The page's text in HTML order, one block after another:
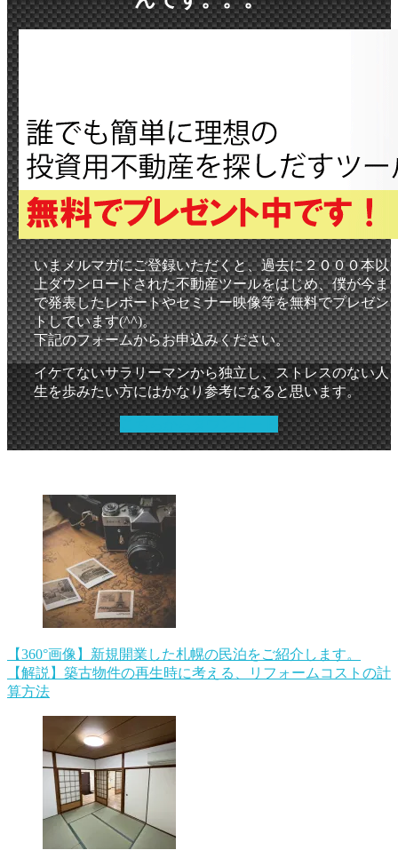
いまメルマガにご登録いただくと、過去に２０００本以
上ダウンロードされた不動産ツールをはじめ、僕が今ま
で発表したレポートやセミナー映像等を無料でプレゼン
トしています(^^)。
下記のフォームからお申込みください。
イケてないサラリーマンから独立し、ストレスのない人
生を歩みたい方にはかなり参考になると思います。
.
【360°画像】新規開業した札幌の民泊をご紹介します。
【解説】築古物件の再生時に考える、リフォームコストの計
算方法